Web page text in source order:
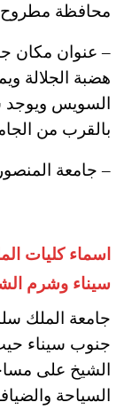
محافظة
– عنوان مكان
هضبة الجلالة
السويس ويوجد
بالقرب من
– جامعة
اسماء كليات
سيناء وشرم
جامعة الملك
جنوب سيناء
السياحة